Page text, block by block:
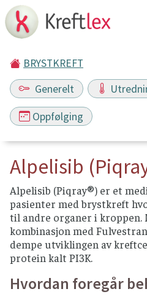
BRYSTKREFT
Generelt
Oppfølging
Alpelisib
Alpelisib (Piqray®) er et
pasienter med brystkreft
til andre organer i kroppen.
kombinasjon med
dempe utviklingen av
protein kalt PI3K.
Hvordan foregår